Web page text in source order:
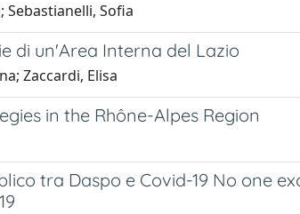
Sebastianelli, Sofia
di un'Area Interna del Lazio
Zaccardi, Elisa
in the Rhône-Alpes Region
tra Daspo e Covid-19 No one